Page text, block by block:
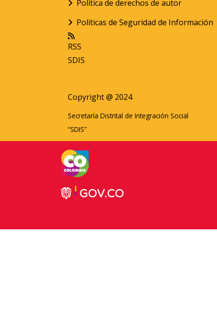
Política de derechos de autor
Políticas de Seguridad de Información
RSS
SDIS
Copyright @ 2024
Secretaría Distrital de Integración Social
“SDIS”